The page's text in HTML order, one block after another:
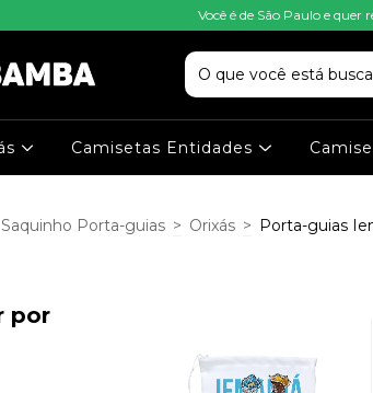
Você é de São Paulo e
Camisetas Entidades
Saquinho Porta-guias > Orixás > Porta-guias
por